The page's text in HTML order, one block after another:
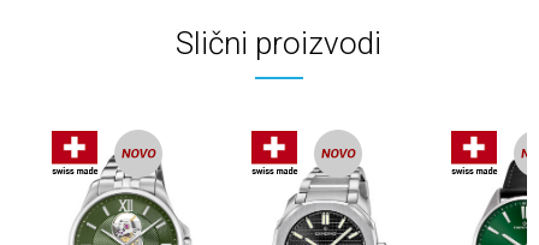
Slični proizvodi